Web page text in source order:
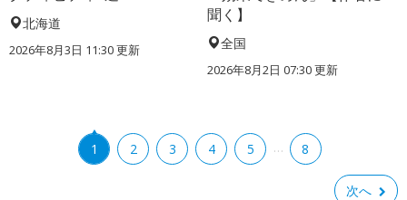
北海道
2026年8月3日 11:30 更新
聞く】
全国
2026年8月2日 07:30 更新
1 2 3 4 5 … 8
次へ